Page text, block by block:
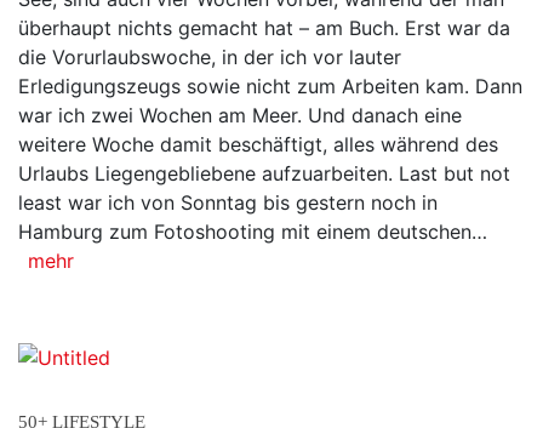
überhaupt nichts gemacht hat – am Buch. Erst war da
die Vorurlaubswoche, in der ich vor lauter
Erledigungszeugs sowie nicht zum Arbeiten kam. Dann
war ich zwei Wochen am Meer. Und danach eine
weitere Woche damit beschäftigt, alles während des
Urlaubs Liegengebliebene aufzuarbeiten. Last but not
least war ich von Sonntag bis gestern noch in
Hamburg zum Fotoshooting mit einem deutschen…
mehr